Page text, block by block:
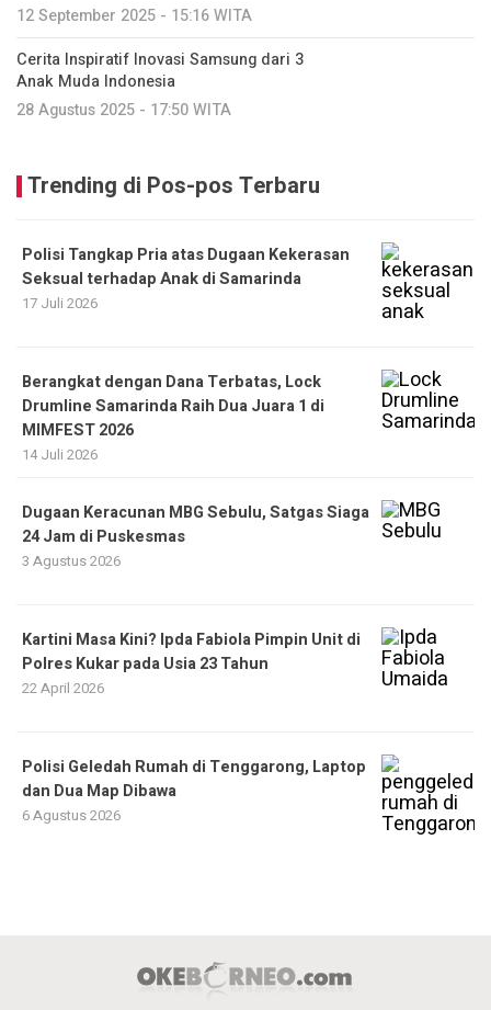
12 September 2025 - 15:16 WITA
Cerita Inspiratif Inovasi Samsung dari 3
Anak Muda Indonesia
28 Agustus 2025 - 17:50 WITA
Trending di Pos-pos Terbaru
Polisi Tangkap Pria atas Dugaan Kekerasan
Seksual terhadap Anak di Samarinda
17 Juli 2026
Berangkat dengan Dana Terbatas, Lock
Drumline Samarinda Raih Dua Juara 1 di
MIMFEST 2026
14 Juli 2026
Dugaan Keracunan MBG Sebulu, Satgas Siaga
24 Jam di Puskesmas
3 Agustus 2026
Kartini Masa Kini? Ipda Fabiola Pimpin Unit di
Polres Kukar pada Usia 23 Tahun
22 April 2026
Polisi Geledah Rumah di Tenggarong, Laptop
dan Dua Map Dibawa
6 Agustus 2026